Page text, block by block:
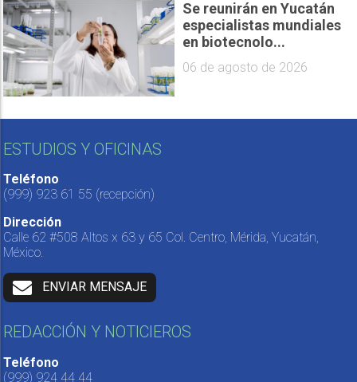
Se reunirán en Yucatán
especialistas mundiales
en biotecnolo...
06 de agosto de 2026
ESTUDIOS Y OFICINAS
Teléfono
(999) 923 61 55 (recepción)
Dirección
Calle 62 #508 Altos x 63 y 65 Col. Centro, Mérida, Yucatán,
México.
ENVIAR MENSAJE
REDACCIÓN Y NOTICIEROS
Teléfono
(999) 924 44 44